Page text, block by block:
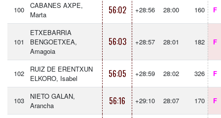
100
CABANES AXPE,
Marta
56:02 +28:56 28:00 160 F
101
ETXEBARRIA
BENGOETXEA,
Amagoia
56:03 +28:57 28:01 182 F
102
RUIZ DE ERENTXUN
ELKORO, Isabel
56:05 +28:59 28:02 326 F
103
NIETO GALAN,
Arancha
56:16 +29:10 28:07 170 F